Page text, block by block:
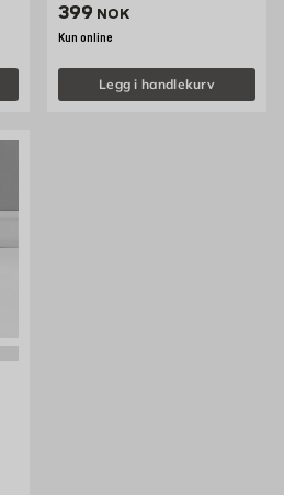
Pris 399 NOK /stk
399 NOK
Kun online
Legg i handlekurv